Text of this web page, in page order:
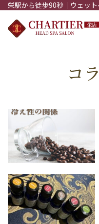
栄駅から徒歩90秒｜ウェッ
コ